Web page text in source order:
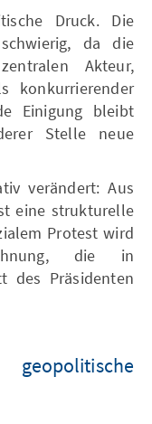
Druck. Die
da die
Akteur,
konkurrierender
Einigung bleibt
Stelle neue
verändert: Aus
eine strukturelle
Protest wird
die in
des Präsidenten